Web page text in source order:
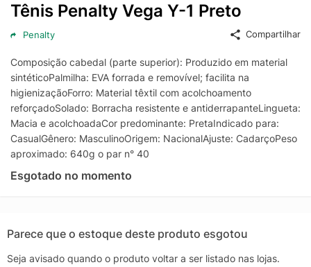
Tênis Penalty Vega Y-1 Preto
Penalty Compartilhar
Composição cabedal (parte superior): Produzido em material
sintéticoPalmilha: EVA forrada e removível; facilita na
higienizaçãoForro: Material têxtil com acolchoamento
reforçadoSolado: Borracha resistente e antiderrapanteLingueta:
Macia e acolchoadaCor predominante: PretaIndicado para:
CasualGênero: MasculinoOrigem: NacionalAjuste: CadarçoPeso
aproximado: 640g o par n° 40
Esgotado no momento
Parece que o estoque deste produto esgotou
Seja avisado quando o produto voltar a ser listado nas lojas.